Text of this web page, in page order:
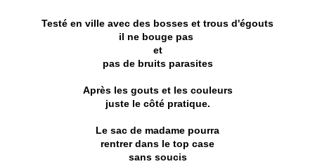
Testé en ville avec des bosses et trous d'égouts
il ne bouge pas
et
pas de bruits parasites
Après les gouts et les couleurs
juste le côté pratique.
Le sac de madame pourra
rentrer dans le top case
sans soucis